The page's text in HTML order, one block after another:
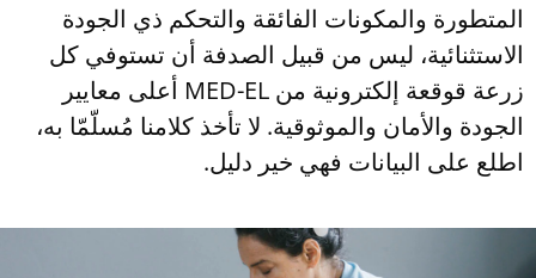
المتطورة والمكونات الفائقة والتحكم ذي الجودة
الاستثنائية، ليس من قبيل الصدفة أن تستوفي كل
زرعة قوقعة إلكترونية من MED-EL أعلى معايير
الجودة والأمان والموثوقية. لا تأخذ كلامنا مُسلّمّا به،
اطلع على البيانات فهي خير دليل.